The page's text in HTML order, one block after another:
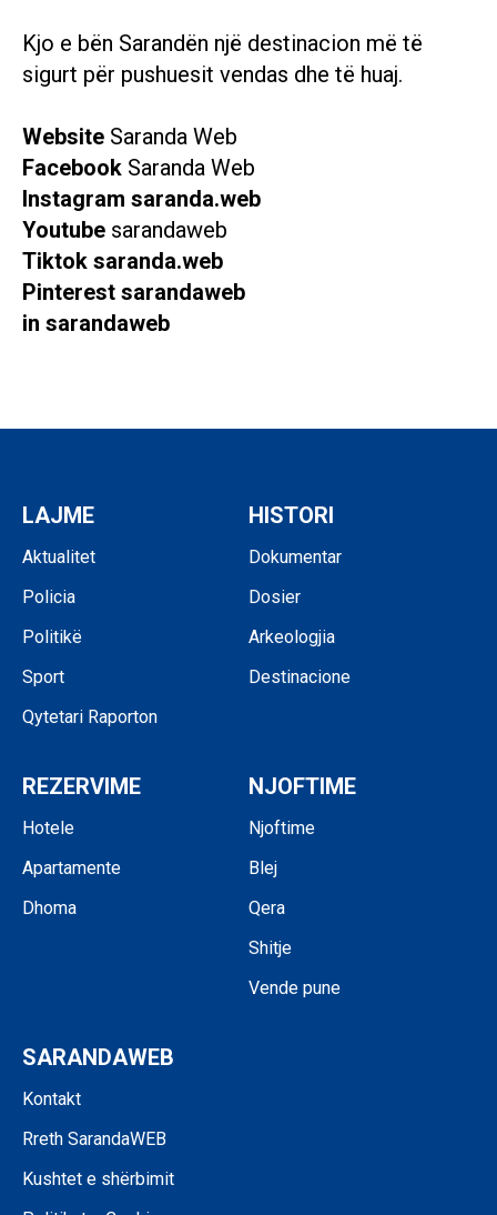
Kjo e bën Sarandën një destinacion më të
sigurt për pushuesit vendas dhe të huaj.
Website Saranda Web
Facebook Saranda Web
Instagram saranda.web
Youtube sarandaweb
Tiktok saranda.web
Pinterest sarandaweb
in sarandaweb
LAJME
Aktualitet
Policia
Politikë
Sport
Qytetari Raporton
HISTORI
Dokumentar
Dosier
Arkeologjia
Destinacione
REZERVIME
Hotele
Apartamente
Dhoma
NJOFTIME
Njoftime
Blej
Qera
Shitje
Vende pune
SARANDAWEB
Kontakt
Rreth SarandaWEB
Kushtet e shërbimit